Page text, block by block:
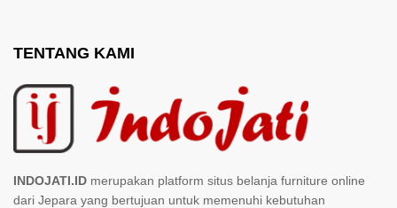
TENTANG KAMI
INDOJATI.ID merupakan platform situs belanja furniture online
dari Jepara yang bertujuan untuk memenuhi kebutuhan